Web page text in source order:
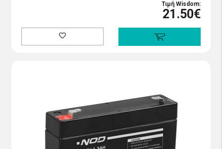
Τιμή Wisdom:
21.50€